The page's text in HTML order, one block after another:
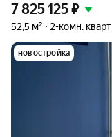
7 825 125₽
52,5 м² 2-комн.
новостройка